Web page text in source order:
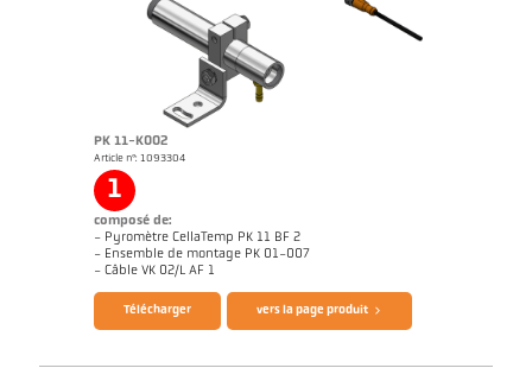
PK 11-K002
Article n°: 1093304
1
composé de:
- Pyromètre CellaTemp PK 11 BF 2
- Ensemble de montage PK 01-007
- Câble VK 02/L AF 1
Télécharger vers la page produit